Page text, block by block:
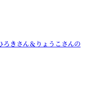
きさん＆りょうこさんの